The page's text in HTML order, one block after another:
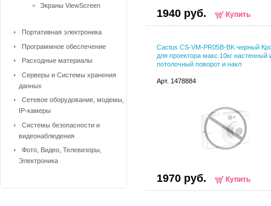
1940 руб. Купить
Cactus CS-VM-PR05B-BK черный
для проектора макс.10кг настенный
потолочный поворот и накл
Арт. 1478884
1970 руб. Купить
Экраны ViewScreen
Портативная электроника
Программное обеспечение
Расходные материалы
Серверы и Системы хранения
данных
Сетевое оборудование, модемы,
IP-камеры
Системы безопасности и
видеонаблюдения
Фото, Видео, Телевизоры,
Электроника